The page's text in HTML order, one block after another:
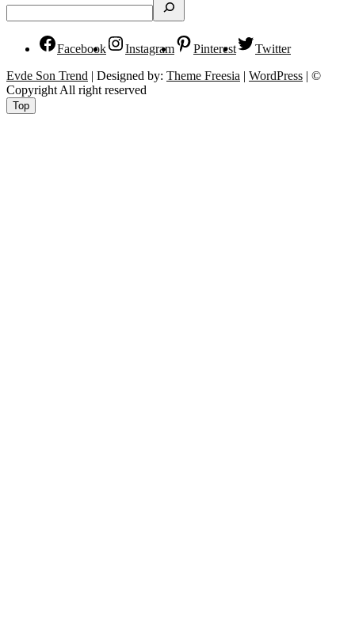
Facebook Instagram Pinterest
Twitter
Evde Son Trend | Designed by: Theme Freesia | WordPress | ©
Copyright All right reserved
Top